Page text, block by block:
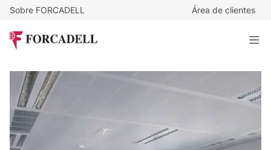
Sobre FORCADELL Área de clientes
Oficina en alquiler en la avenida de Aragón, Pegaso City -
Madrid